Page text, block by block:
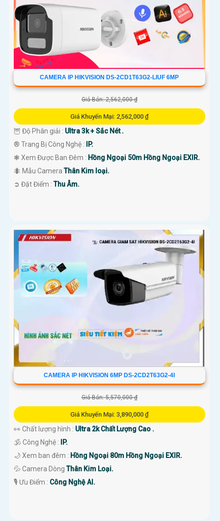
CAMERA IP HIKVISION DS-2CD1T63G2-LIUF 6MP
Giá Bán: 2,562,000 ₫
Giá Khuyến Mại: 2,562,000 ₫
🦉 Độ Phân giải : Ultra 3k + Sắc Nét .
®️ Trang Bị Công Nghệ : IP.
❃ Xem Được Ban Đêm : Hồng Ngoại 50m Hồng Ngoại EXIR.
🐜 Mẫu CameraThân Kim loại.
️➲ Đặt Điểm :Thu Âm.
CAMERA IP HIKVISION 6MP DS-2CD2T63G2-4I
Giá Bán: 5,570,000 ₫
Giá Khuyến Mại: 3,890,000 ₫
👀 Chất lượng hình : Ultra 2k Chất Lượng Cao .
🕉️ Công Nghệ :
IP.
🌙 Xem ban đêm : Hồng Ngoại 80m Hồng Ngoại EXIR.
💦 Camera DòngThân Kim Loại.
️🎙 Ưu Điểm : Công Nghệ AI.